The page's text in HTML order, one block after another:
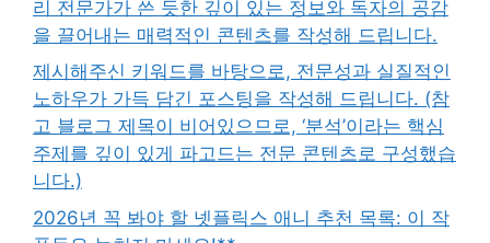
리 전문가가 쓴 듯한 깊이 있는 정보와 독자의 공감
을 끌어내는 매력적인 콘텐츠를 작성해 드립니다.
제시해주신 키워드를 바탕으로, 전문성과 실질적인
노하우가 가득 담긴 포스팅을 작성해 드립니다. (참
고 블로그 제목이 비어있으므로, ‘분석’이라는 핵심
주제를 깊이 있게 파고드는 전문 콘텐츠로 구성했습
니다.)
2026년 꼭 봐야 할 넷플릭스 애니 추천 목록: 이 작